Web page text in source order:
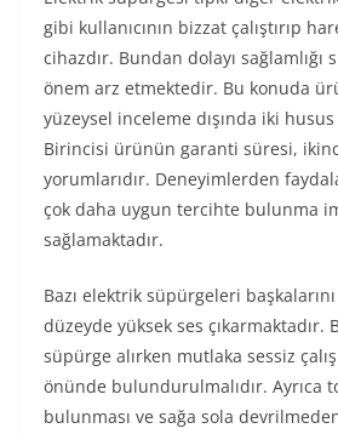
gibi kullanıcının bizzat çalıştırıp
cihazdır. Bundan dolayı
önem arz etmektedir. Bu konuda
yüzeysel inceleme dışında iki
Birincisi ürünün garanti süresi,
yorumlarıdır. Deneyimlerden
çok daha uygun tercihte bulunma
sağlamaktadır.
Bazı elektrik süpürgeleri
düzeyde yüksek ses çıkarmaktadır.
süpürge alırken mutlaka sessiz
önünde bulundurulmalıdır. Ayrıca
bulunması ve sağa sola